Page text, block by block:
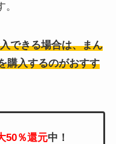
できる場合は、まん
購入するのがおすす
50％還元中！